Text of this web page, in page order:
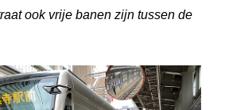
ook vrije banen zijn tussen de